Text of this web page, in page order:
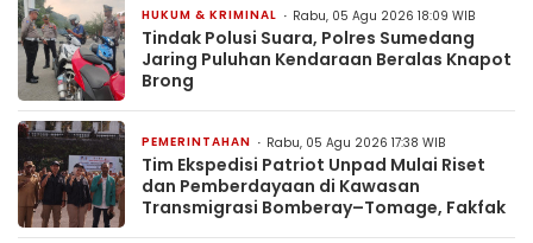
HUKUM & KRIMINAL Rabu, 05 Agu 2026 18:09 WIB
Tindak Polusi Suara, Polres Sumedang
Jaring Puluhan Kendaraan Beralas Knapot
Brong
PEMERINTAHAN Rabu, 05 Agu 2026 17:38 WIB
Tim Ekspedisi Patriot Unpad Mulai Riset
dan Pemberdayaan di Kawasan
Transmigrasi Bomberay–Tomage, Fakfak